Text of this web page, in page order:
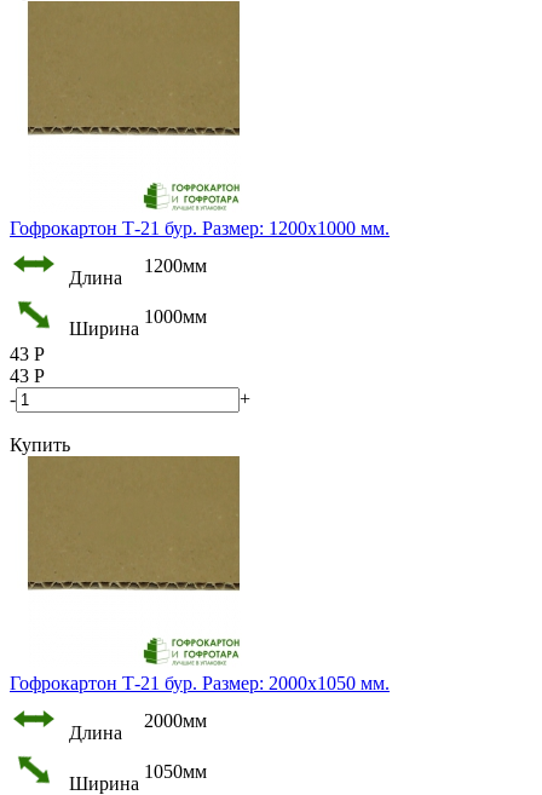
Гофрокартон Т-21 бур. Размер: 1200х1000 мм.
Длина
1200мм
Ширина
1000мм
43 Р
43 Р
-
+
Купить
Гофрокартон Т-21 бур. Размер: 2000х1050 мм.
Длина
2000мм
Ширина
1050мм